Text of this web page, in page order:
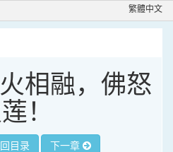
繁體中文
相融，佛怒
！
回目录 下一章